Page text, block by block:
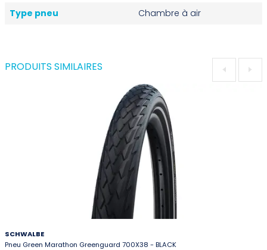
Type pneu
Chambre à air
PRODUITS SIMILAIRES
SCHWALBE
Pneu Green Marathon Greenguard 700X38 - BLACK